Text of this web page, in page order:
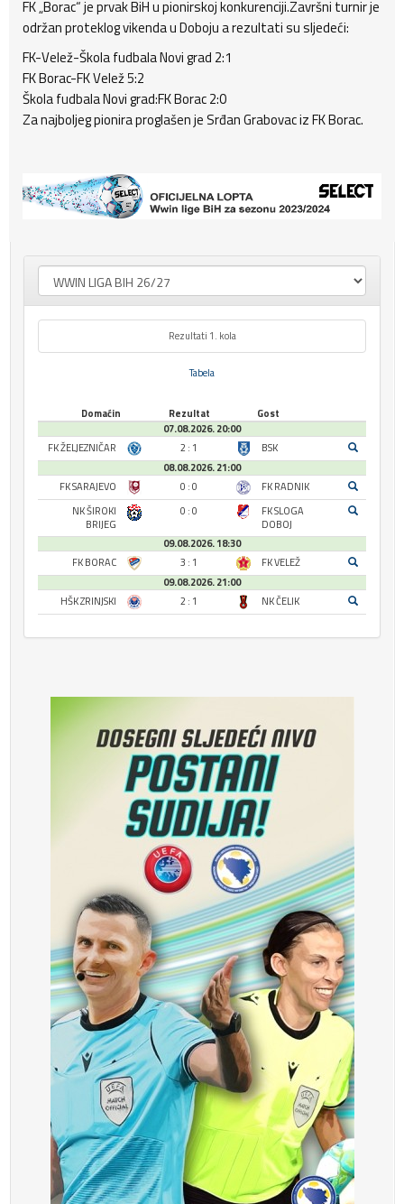
FK „Borac“ je prvak BiH u pionirskoj konkurenciji.Završni turnir je
održan proteklog vikenda u Doboju a rezultati su sljedeći:
FK-Velež-Škola fudbala Novi grad 2:1
FK Borac-FK Velež 5:2
Škola fudbala Novi grad:FK Borac 2:0
Za najboljeg pionira proglašen je Srđan Grabovac iz FK Borac.
Rezultati 1. kola
Tabela
Domaćin Rezultat
Gost
07.08.2026. 20:00
FK ŽELJEZNIČAR
2 : 1
BSK
08.08.2026. 21:00
FK SARAJEVO
0 : 0
FK RADNIK
NK ŠIROKI
BRIJEG
0 : 0
FK SLOGA
DOBOJ
09.08.2026. 18:30
FK BORAC
3 : 1
FK VELEŽ
09.08.2026. 21:00
HŠK ZRINJSKI
2 : 1 NK ČELIK